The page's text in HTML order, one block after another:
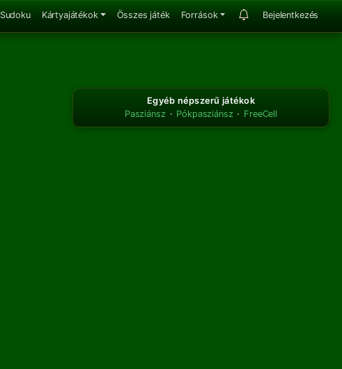
Sudoku Kártyajátékok Összes játék Források Bejelentkezés
Egyéb népszerű játékok
Pasziánsz · Pókpasziánsz · FreeCell